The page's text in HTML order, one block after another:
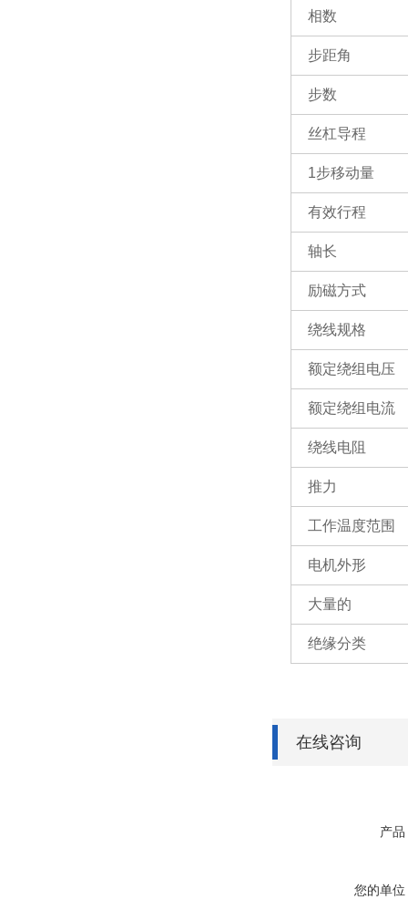
相数
步距角
步数
丝杠导程
1步移动量
有效行程
轴长
励磁方式
绕线规格
额定绕组电压
额定绕组电流
绕线电阻
推力
工作温度范围
电机外形
大量的
绝缘分类
在线咨询
产品
您的单位